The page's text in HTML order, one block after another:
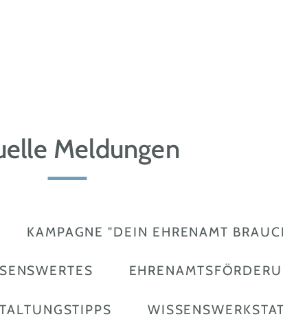
Meldungen
KAMPAGNE "DEIN EHRENAMT